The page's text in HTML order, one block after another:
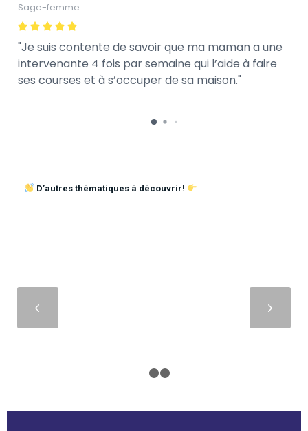
Sage-femme
Je suis contente de savoir que ma maman a une
intervenante 4 fois par semaine qui l’aide à faire
ses courses et à s’occuper de sa maison.
D’autres thématiques à découvrir!